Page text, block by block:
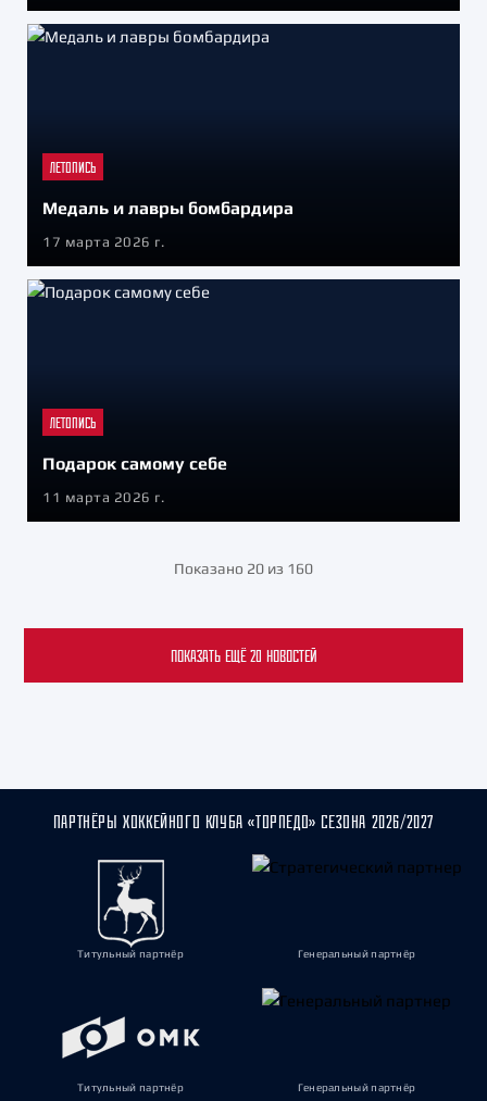
ЛЕТОПИСЬ
Медаль и лавры бомбардира
17 марта 2026 г.
ЛЕТОПИСЬ
Подарок самому себе
11 марта 2026 г.
Показано 20 из 160
ПОКАЗАТЬ ЕЩЁ 20 НОВОСТЕЙ
ПАРТНЁРЫ ХОККЕЙНОГО КЛУБА «ТОРПЕДО» СЕЗОНА 2026/2027
Титульный партнёр Генеральный партнёр
Титульный партнёр Генеральный партнёр